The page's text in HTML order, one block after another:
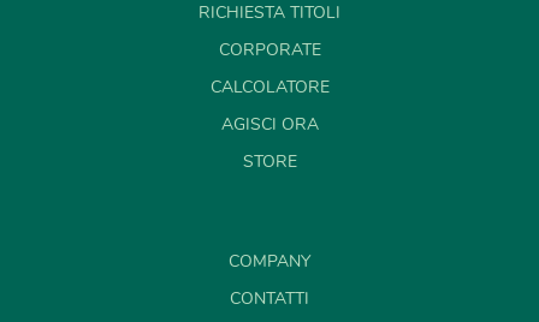
RICHIESTA TITOLI
CORPORATE
CALCOLATORE
AGISCI ORA
STORE
COMPANY
CONTATTI